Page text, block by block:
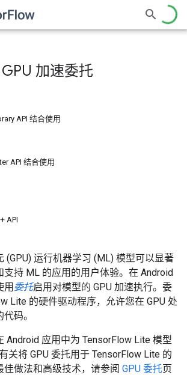
加速委托
API 结合使用
API 结合使用
API
(GPU) 运行机器学习 (ML) 模型可以显著
支持 ML 的应用的用户体验。在 Android
用 委托启用对模型的 GPU 加速执行。委
Lite 的硬件驱动程序，允许您在 GPU 处
码。
Android 应用中为 TensorFlow Lite 模型
关将 GPU 委托用于 TensorFlow Lite 的
佳做法和高级技术，请参阅 GPU 委托页